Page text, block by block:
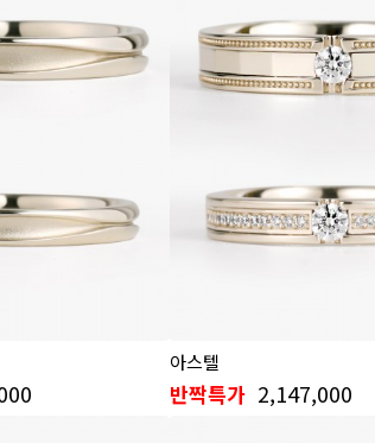
아스텔
반짝특가 2,147,000